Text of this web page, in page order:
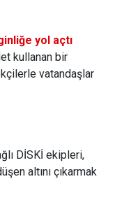
yol açtı
kullanan bir
vatandaşlar
DİSKİ ekipleri,
altını çıkarmak